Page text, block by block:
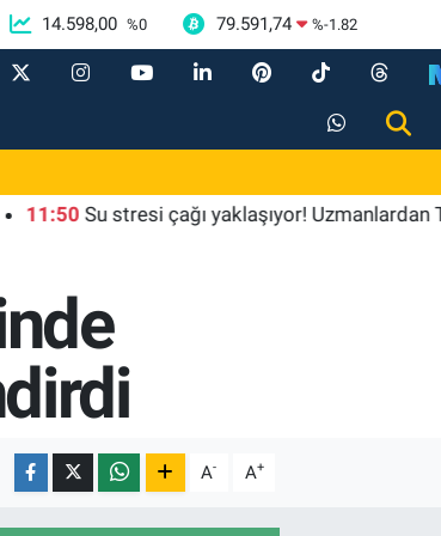
14.598,00 %0 79.591,74 %-1.82
Su stresi çağı yaklaşıyor! Uzmanlardan
A- A+